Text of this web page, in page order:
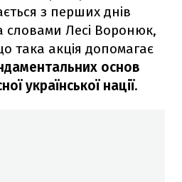
з перших днів
словами Лесі Воронюк,
така акція допомагає
основ
української нації.